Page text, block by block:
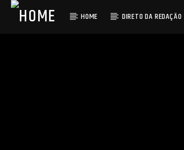
HOME DIRETO DA REDAÇÃO